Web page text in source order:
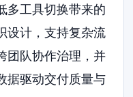
多工具切换带来的
设计，支持复杂流
团队协作治理，并
据驱动交付质量与